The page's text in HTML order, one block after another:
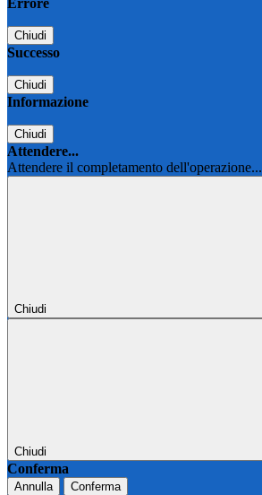
Errore
Chiudi
Successo
Chiudi
Informazione
Chiudi
Attendere...
Attendere il completamento dell'operazione...
Chiudi
Chiudi
Conferma
Annulla Conferma